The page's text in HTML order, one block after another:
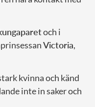
och i
Victoria,
kvinna och känd
inte in saker och